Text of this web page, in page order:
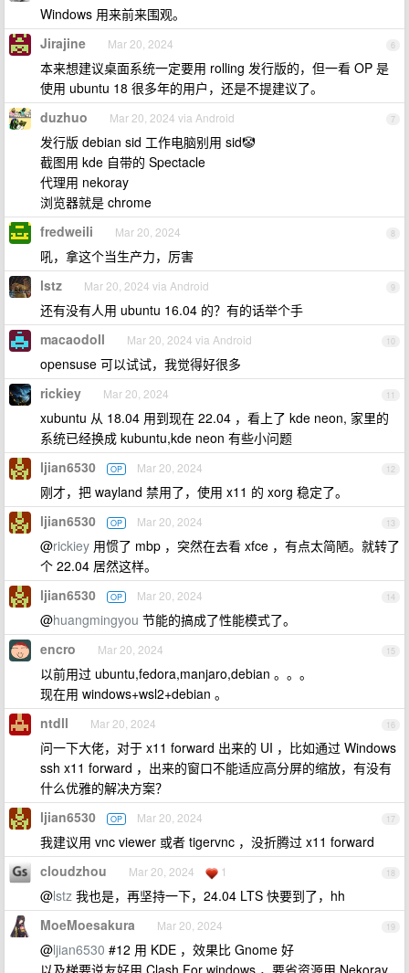
Windows 用来前来围观。
6
Jirajine Mar 20, 2024
本来想建议桌面系统一定要用 rolling 发行版的，但一看 OP 是
使用 ubuntu 18 很多年的用户，还是不提建议了。
7
duzhuo Mar 20, 2024 via Android
发行版 debian sid 工作电脑别用 sid🤡
截图用 kde 自带的 Spectacle
代理用 nekoray
浏览器就是 chrome
8
fredweili Mar 20, 2024
吼，拿这个当生产力，厉害
9
lstz Mar 20, 2024 via Android
还有没有人用 ubuntu 16.04 的？有的话举个手
10
macaodoll Mar 20, 2024 via Android
opensuse 可以试试，我觉得好很多
11
rickiey Mar 20, 2024
xubuntu 从 18.04 用到现在 22.04 ，看上了 kde neon, 家里的
系统已经换成 kubuntu,kde neon 有些小问题
12
ljian6530 OP Mar 20, 2024
刚才，把 wayland 禁用了，使用 x11 的 xorg 稳定了。
13
ljian6530 OP Mar 20, 2024
@rickiey 用惯了 mbp ，突然在去看 xfce ，有点太简陋。就转了
个 22.04 居然这样。
14
ljian6530 OP Mar 20, 2024
@huangmingyou 节能的搞成了性能模式了。
15
encro Mar 20, 2024
以前用过 ubuntu,fedora,manjaro,debian 。。。
现在用 windows+wsl2+debian 。
16
ntdll Mar 20, 2024
问一下大佬，对于 x11 forward 出来的 UI ，比如通过 Windows
ssh x11 forward ，出来的窗口不能适应高分屏的缩放，有没有
什么优雅的解决方案？
17
ljian6530 OP Mar 20, 2024
我建议用 vnc viewer 或者 tigervnc ，没折腾过 x11 forward
18
cloudzhou Mar 20, 2024 1
@lstz 我也是，再坚持一下，24.04 LTS 快要到了，hh
19
MoeMoesakura Mar 20, 2024
@ljian6530 #12 用 KDE ，效果比 Gnome 好
以及梯要说友好用 Clash For windows ，要省资源用 Nekoray